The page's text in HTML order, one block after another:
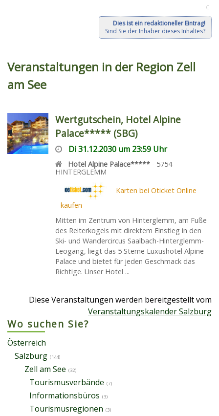
C
Dies ist ein redaktioneller Eintrag!
Sind Sie der Inhaber dieses Inhaltes?
Veranstaltungen in der Region Zell
am See
Wertgutschein, Hotel Alpine
Palace***** (SBG)
Di 31.12.2030 um 23:59 Uhr
Hotel Alpine Palace***** - 5754
HINTERGLEMM
Karten bei Öticket Online
kaufen
Mitten im Zentrum von Hinterglemm, am Fuße
des Reiterkogels mit direktem Einstieg in den
Ski- und Wandercircus Saalbach-Hinterglemm-
Leogang, liegt das 5 Sterne Luxushotel Alpine
Palace und bietet für jeden Geschmack das
Richtige. Unser Hotel ...
Diese Veranstaltungen werden bereitgestellt vom
Veranstaltungskalender Salzburg
Wo suchen Sie?
Österreich
Salzburg (144)
Zell am See (32)
Tourismusverbände (7)
Informationsbüros (3)
Tourismusregionen (3)